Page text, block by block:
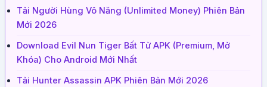
Tải Người Hùng Vô Năng (Unlimited Money) Phiên Bản
Mới 2026
Download Evil Nun Tiger Bất Tử APK (Premium, Mở
Khóa) Cho Android Mới Nhất
Tải Hunter Assassin APK Phiên Bản Mới 2026